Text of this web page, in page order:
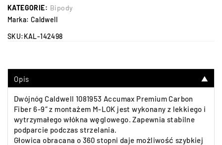
KATEGORIE: Bipody
Marka: Caldwell
SKU:KAL-142498
Opis ▼
Dwójnóg Caldwell 1081953 Accumax Premium Carbon
Fiber 6-9″ z montażem M-LOK jest wykonany z lekkiego i
wytrzymałego włókna węglowego. Zapewnia stabilne
podparcie podczas strzelania.
Głowica obracana o 360 stopni daje możliwość szybkiej